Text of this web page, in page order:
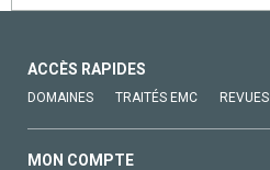
ACCÈS RAPIDES
DOMAINES TRAITÉS EMC REVUES
MON COMPTE